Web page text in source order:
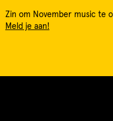
Zin om November music te
Meld je aan!